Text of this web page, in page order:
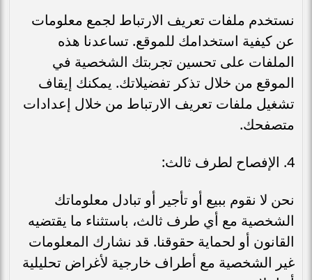
نستخدم ملفات تعريف الارتباط لجمع معلومات
عن كيفية استخدامك للموقع. تساعدنا هذه
الملفات على تحسين تجربتك الشخصية في
الموقع من خلال تذكر تفضيلاتك. يمكنك إيقاف
تشغيل ملفات تعريف الارتباط من خلال إعدادات
متصفحك.
4. الإفصاح لطرف ثالث:
نحن لا نقوم ببيع أو تأجير أو تبادل معلوماتك
الشخصية مع أي طرف ثالث، باستثناء ما يقتضيه
القانون أو لحماية حقوقنا. قد نشارك المعلومات
غير الشخصية مع أطراف خارجية لأغراض تحليلية